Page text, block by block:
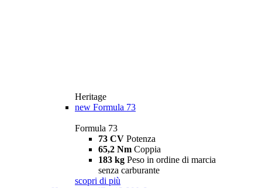
Heritage
new Formula 73
Formula 73
73 CV Potenza
65,2 Nm Coppia
183 kg Peso in ordine di marcia
senza carburante
scopri di più